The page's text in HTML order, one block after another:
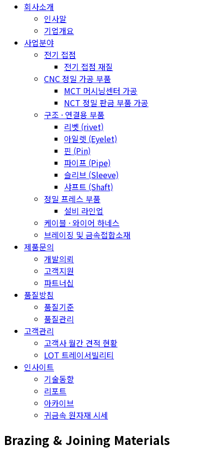
회사소개
인사말
기업개요
사업분야
전기 접점
전기 접점 재질
CNC 정밀 가공 부품
MCT 머시닝센터 가공
NCT 정밀 판금 부품 가공
구조 · 연결용 부품
리벳 (rivet)
아일렛 (Eyelet)
핀 (Pin)
파이프 (Pipe)
슬리브 (Sleeve)
샤프트 (Shaft)
정밀 프레스 부품
설비 라인업
케이블 · 와이어 하네스
브레이징 및 금속접합소재
제품문의
개발의뢰
고객지원
파트너십
품질방침
품질기준
품질관리
고객관리
고객사 월간 견적 현황
LOT 트레이서빌리티
인사이트
기술동향
리포트
아카이브
귀금속 원자재 시세
Brazing & Joining Materials